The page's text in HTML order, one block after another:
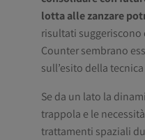
lotta alle zanzare
risultati suggeriscono
Counter sembrano
sull’esito della
Se da un lato la
trappola e le
trattamenti spaziali